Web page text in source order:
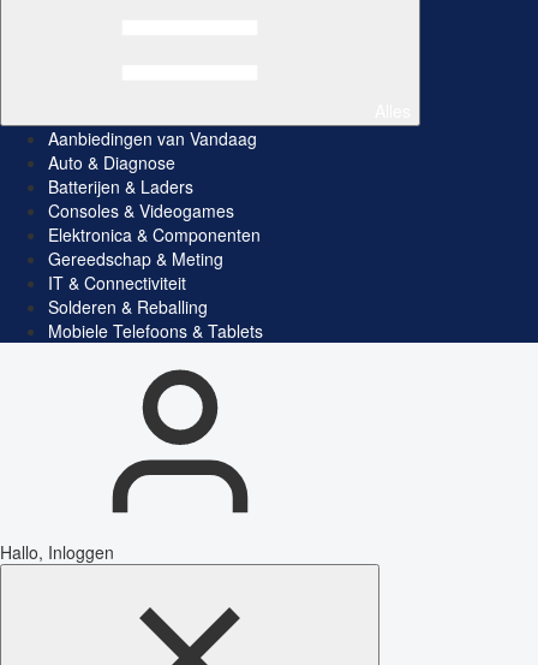
Aanbiedingen van Vandaag
Auto & Diagnose
Batterijen & Laders
Consoles & Videogames
Elektronica & Componenten
Gereedschap & Meting
IT & Connectiviteit
Solderen & Reballing
Mobiele Telefoons & Tablets
Hallo, Inloggen